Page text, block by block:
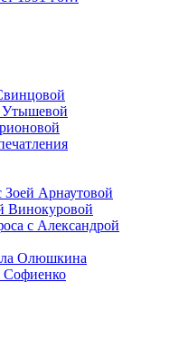
Утышевой
Зоей Арнаутовой
Винокуровой
с Александрой
Олюшкина
Софиенко